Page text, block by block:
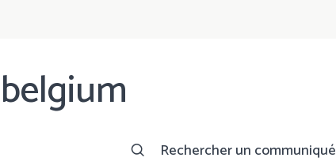
belgium
Rechercher un communiqué